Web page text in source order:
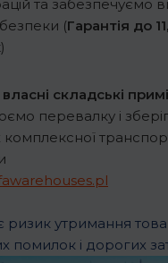
та забезпечуємо
(Гарантія до
)
складські
перевалку і
комплексної
ризик утримання
помилок і дорогих